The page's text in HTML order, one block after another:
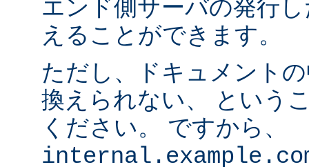
エンド側サーバの発行
えることができます。
ただし、ドキュメント
換えられない、 という
ください。 ですから、